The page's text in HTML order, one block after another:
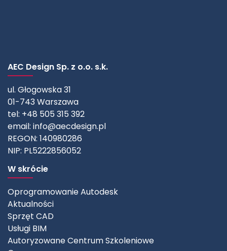
AEC Design Sp. z o.o. s.k.
ul. Głogowska 31
01-743 Warszawa
tel: +48 505 315 392
email: info@aecdesign.pl
REGON: 140980286
NIP: PL5222856052
W skrócie
Oprogramowanie Autodesk
Aktualności
Sprzęt CAD
Usługi BIM
Autoryzowane Centrum Szkoleniowe